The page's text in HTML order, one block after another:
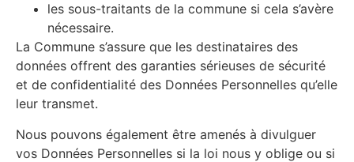
les sous-traitants de la commune si cela s’avère
nécessaire.
La Commune s’assure que les destinataires des
données offrent des garanties sérieuses de sécurité
et de confidentialité des Données Personnelles qu’elle
leur transmet.
Nous pouvons également être amenés à divulguer
vos Données Personnelles si la loi nous y oblige ou si